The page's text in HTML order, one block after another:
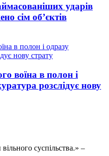
ударів
сім об’єктів
воїна в полон і
розслідує нову
суспільства.» –